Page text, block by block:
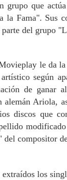
que
Fama". Sus
del grupo
le da
según
de ganar
Ariola,
discos que
compositor
extraídos los